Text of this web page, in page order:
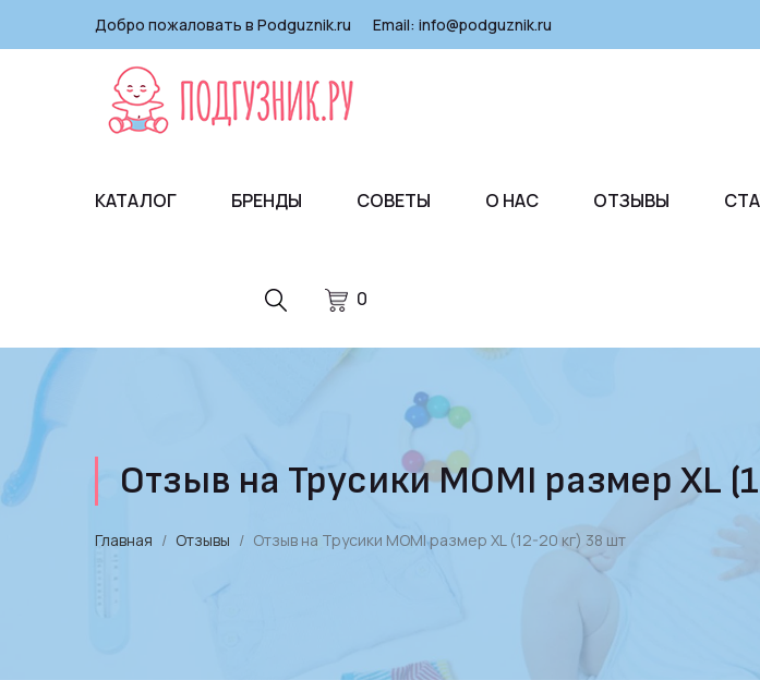
Добро пожаловать в Podguznik.ru Email: info@podguznik.ru
0
КАТАЛОГ БРЕНДЫ СОВЕТЫ О НАС ОТЗЫВЫ
Отзыв на Трусики MOMI размер XL
Главная Отзывы Отзыв на Трусики MOMI размер XL (12-20 кг) 38 шт